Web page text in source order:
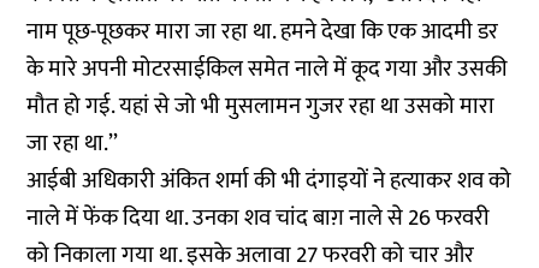
नाम पूछ-पूछकर मारा जा रहा था. हमने देखा कि एक आदमी डर
के मारे अपनी मोटरसाईकिल समेत नाले में कूद गया और उसकी
मौत हो गई. यहां से जो भी मुसलामन गुजर रहा था उसको मारा
जा रहा था.’’
आईबी अधिकारी अंकित शर्माकी भी दंगाइयों ने हत्याकर शव को
नाले में फेंक दिया था. उनका शव चांद बाग़ नाले से 26 फरवरी
को निकाला गया था. इसके अलावा 27 फरवरी को चार और